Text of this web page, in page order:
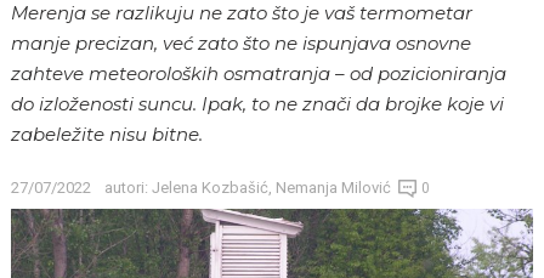
Merenja se razlikuju ne zato što je vaš termometar
manje precizan, već zato što ne ispunjava osnovne
zahteve meteoroloških osmatranja – od pozicioniranja
do izloženosti suncu. Ipak, to ne znači da brojke koje vi
zabeležite nisu bitne.
27/07/2022 autori: Jelena Kozbašić Nemanja Milović 0